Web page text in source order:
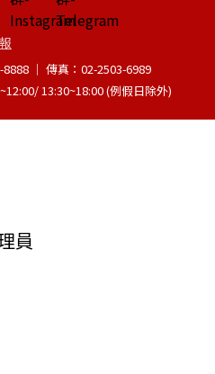
│ 傳真：02-2503-6989
13:30~18:00 (例假日除外)
員